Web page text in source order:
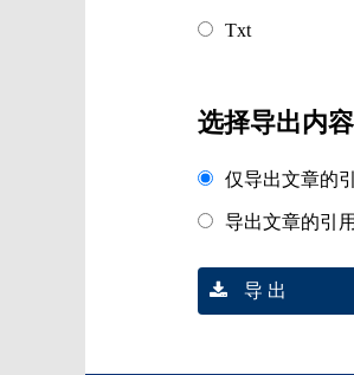
Txt
选择导出内容
仅导出文章的
导出文章的引
导 出